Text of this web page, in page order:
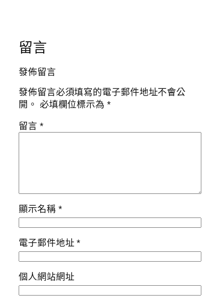
留言
發佈留言
發佈留言必須填寫的電子郵件地址不會公
開。 必填欄位標示為 *
留言 *
顯示名稱 *
電子郵件地址*
個人網站網址